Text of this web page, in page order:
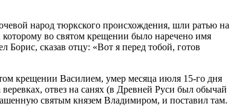
народ тюркского происхождения, шли ратью на
во святом крещении было наречено имя
сказав отцу: «Вот я перед тобой, готов
крещении Василием, умер месяца июля 15-го дня
отвез на санях (в Древней Руси был обычай
святым князем Владимиром, и поставил там.